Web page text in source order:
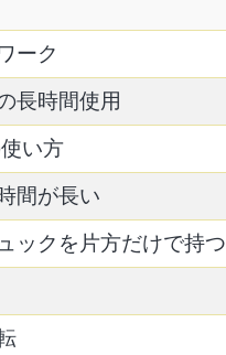
ーク
長時間使用
い方
間が長い
ックを片方だけで持つ